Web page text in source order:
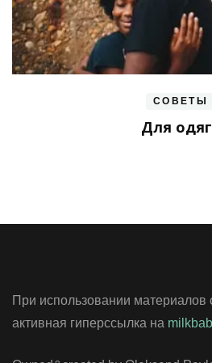
СОВЕТЫ
Для
При использовании материалов
активная гиперссылка на